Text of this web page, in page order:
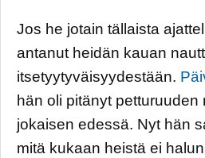
Jos he jotain tällaista
antanut heidän kauan
itsetyytyväisyydestään.
hän oli pitänyt petturuuden
jokaisen edessä. Nyt hän
mitä kukaan heistä ei